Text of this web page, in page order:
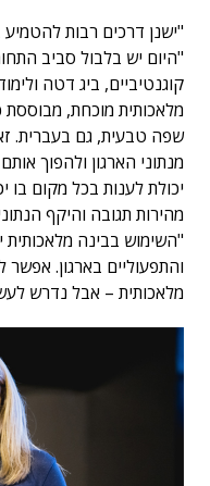
"ישנן דרכים רבות להטמיע
"היום יש בלבול סביב
קוגנטיביים, ביג דטה
מלאכותית מוכחת, מבוססת
שפה טבעית, גם בעברית.
מנתוני הארגון ולהפוך
יכולת לענות בכל מקום
מהירות תגובה והיקף
"השימוש בבינה מלאכותית
והתפעוליים בארגון.
מלאכותית – אבל נדרש